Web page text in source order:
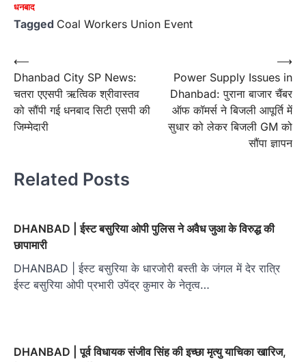
धनबाद
Tagged Coal Workers Union Event
Post
navigation
⟵
Dhanbad City SP News:
चतरा एएसपी ऋत्विक श्रीवास्तव
को सौंपी गई धनबाद सिटी एसपी की
जिम्मेदारी
Power Supply Issues in
Dhanbad: पुराना बाजार चैंबर
ऑफ कॉमर्स ने बिजली आपूर्ति में
सुधार को लेकर बिजली GM को
सौंपा ज्ञापन
⟶
Related Posts
DHANBAD | ईस्ट बसुरिया ओपी पुलिस ने अवैध जुआ के विरुद्ध की
छापामारी
DHANBAD | ईस्ट बसुरिया के धारजोरी बस्ती के जंगल में देर रात्रि
ईस्ट बसुरिया ओपी प्रभारी उपेंद्र कुमार के नेतृत्व…
DHANBAD | पूर्व विधायक संजीव सिंह की इच्छा मृत्यु याचिका खारिज,